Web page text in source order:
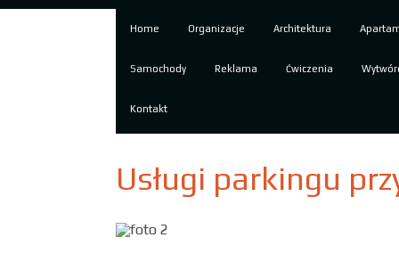
Home Organizacje Architektura
Samochody Reklama Ćwiczenia
Kontakt
Usługi parkingu